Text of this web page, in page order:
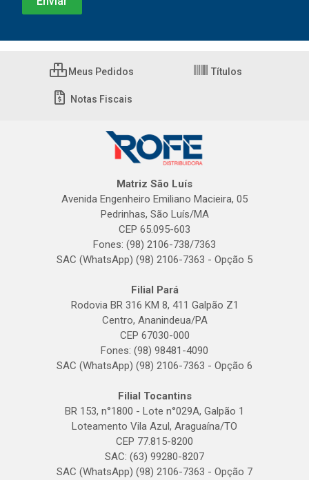
Meus Pedidos Títulos
Notas Fiscais
Matriz São Luís
Avenida Engenheiro Emiliano Macieira, 05
Pedrinhas, São Luís/MA
CEP 65.095-603
Fones: (98) 2106-738/7363
SAC (WhatsApp) (98) 2106-7363 - Opção 5
Filial Pará
Rodovia BR 316 KM 8, 411 Galpão Z1
Centro, Ananindeua/PA
CEP 67030-000
Fones: (98) 98481-4090
SAC (WhatsApp) (98) 2106-7363 - Opção 6
Filial Tocantins
BR 153, n°1800 - Lote n°029A, Galpão 1
Loteamento Vila Azul, Araguaína/TO
CEP 77.815-8200
SAC: (63) 99280-8207
SAC (WhatsApp) (98) 2106-7363 - Opção 7